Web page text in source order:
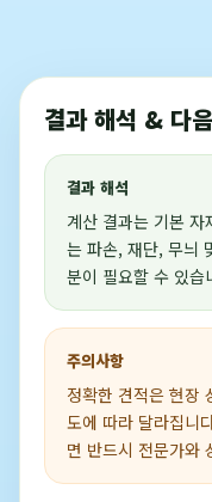
결과 해석 & 다
결과 해석
계산 결과는 기본 자
는 파손, 재단, 무늬
분이 필요할 수 있습
주의사항
정확한 견적은 현장
도에 따라 달라집니
면 반드시 전문가와